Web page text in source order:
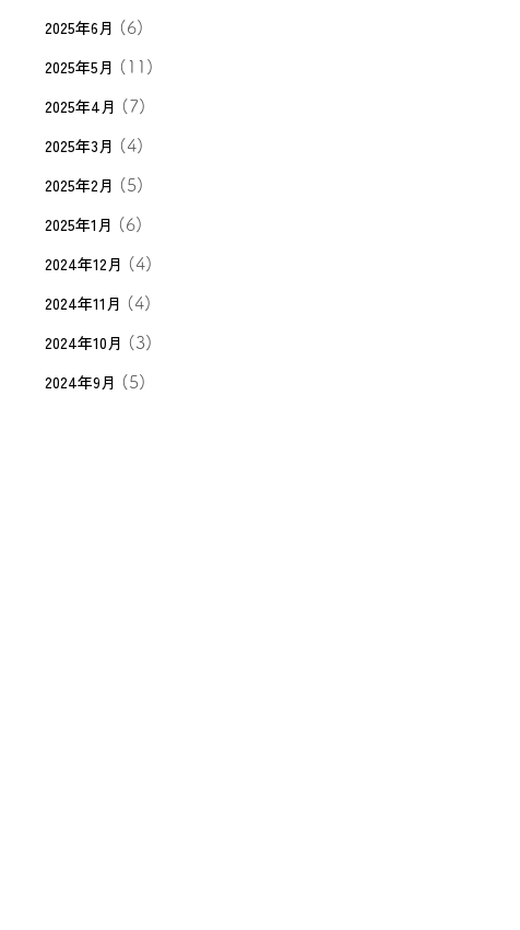
2025年6月 (6)
2025年5月 (11)
2025年4月 (7)
2025年3月 (4)
2025年2月 (5)
2025年1月 (6)
2024年12月 (4)
2024年11月 (4)
2024年10月 (3)
2024年9月 (5)